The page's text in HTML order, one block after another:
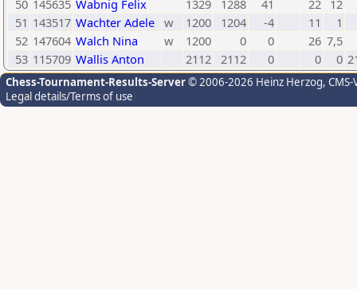
50 145635 Wabnig Felix 1329 1288 41 22 12
51 143517 Wachter Adele w 1200 1204 -4 11
1
52 147604 Walch Nina w 1200 0 0 26 7,5
53 115709 Wallis Anton 2112 2112 0 0 0
Chess-Tournament-Results-Server© 2006-2026 Heinz Herzog,
Legal details/Terms of use